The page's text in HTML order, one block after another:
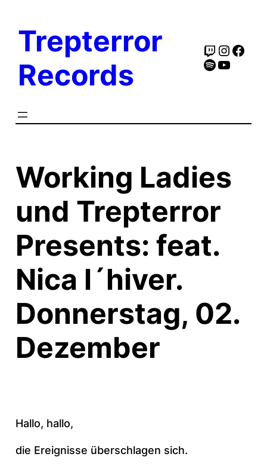
Inhalt
springen
Trepterror
Records
Twitch
Spotify
Working Ladies
und Trepterror
Presents: feat.
Nica l´hiver.
Donnerstag, 02.
Dezember
Hallo, hallo,
die Ereignisse überschlagen sich.